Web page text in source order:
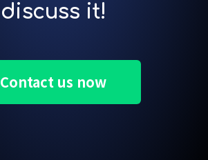
discuss it!
Contact us now